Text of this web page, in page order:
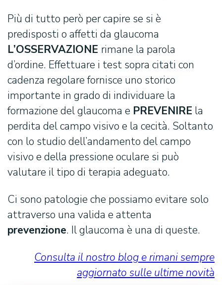
Più di tutto però per capire se si è
predisposti o affetti da glaucoma
L’OSSERVAZIONE rimane la parola
d’ordine. Effettuare i test sopra citati con
cadenza regolare fornisce uno storico
importante in grado di individuare la
formazione del glaucoma e PREVENIRE la
perdita del campo visivo e la cecità. Soltanto
con lo studio dell’andamento del campo
visivo e della pressione oculare si può
valutare il tipo di terapia adeguato.
Ci sono patologie che possiamo evitare solo
attraverso una valida e attenta
prevenzione. Il glaucoma è una di queste.
Consulta il nostro blog e rimani sempre
aggiornato sulle ultime novità